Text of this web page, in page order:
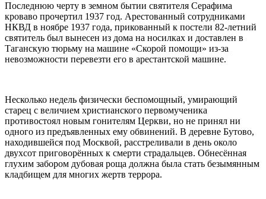
Последнюю черту в земном бытии святителя Серафима
кроваво прочертил 1937 год. Арестованный сотрудниками
НКВД в ноябре 1937 года, прикованный к постели 82-летний
святитель был вынесен из дома на носилках и доставлен в
Таганскую тюрьму на машине «Скорой помощи» из-за
невозможности перевезти его в арестантской машине.
Несколько недель физически беспомощный, умирающий
старец с величием христианского первомученика
противостоял новым гонителям Церкви, но не принял ни
одного из предъявленных ему обвинений. В деревне Бутово,
находившейся под Москвой, расстреливали в день около
двухсот приговорённых к смерти страдальцев. Обнесённая
глухим забором дубовая роща должна была стать безымянным
кладбищем для многих жертв террора.